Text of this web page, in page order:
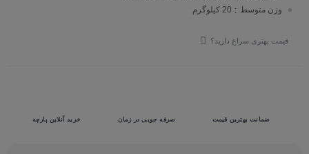
وزن متوسط : 20 کیلوگرم
قیمت بهتری سراغ دارید؟
ضمانت بهترین قیمت صرفه جویی در زمان خرید آنلاین پارچه